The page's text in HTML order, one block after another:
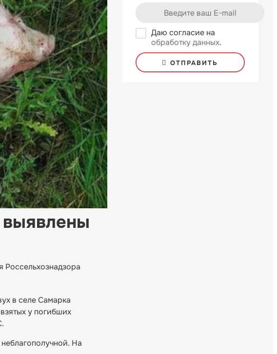
Россельхознадзора
в селе Самарка
у погибших
На
Даю согласие на
обработку данных.
ОТПРАВИТЬ